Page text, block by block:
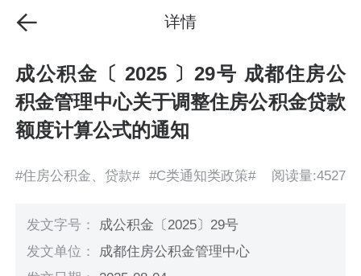
详情
成公积金〔 2025 〕29号 成都住房公
积金管理中心关于调整住房公积金贷款
额度计算公式的通知
#住房公积金、贷款# #C类通知类政策# 阅读量:4527
发文字号： 成公积金〔2025〕29号
发文单位： 成都住房公积金管理中心